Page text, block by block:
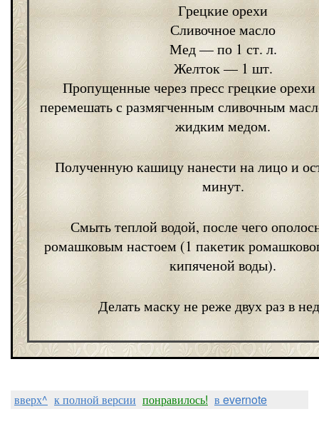
Грецкие орехи
Сливочное масло
Мед — по 1 ст. л.
Желток — 1 шт.
Пропущенные через пресс грецкие
перемешать с размягченным сливочным
жидким медом.
Полученную кашицу нанести на лицо и
минут.
Смыть теплой водой, после чего
ромашковым настоем (1 пакетик
кипяченой воды).
Делать маску не реже двух раз в
вверх^ к полной версии понравилось! в evernote